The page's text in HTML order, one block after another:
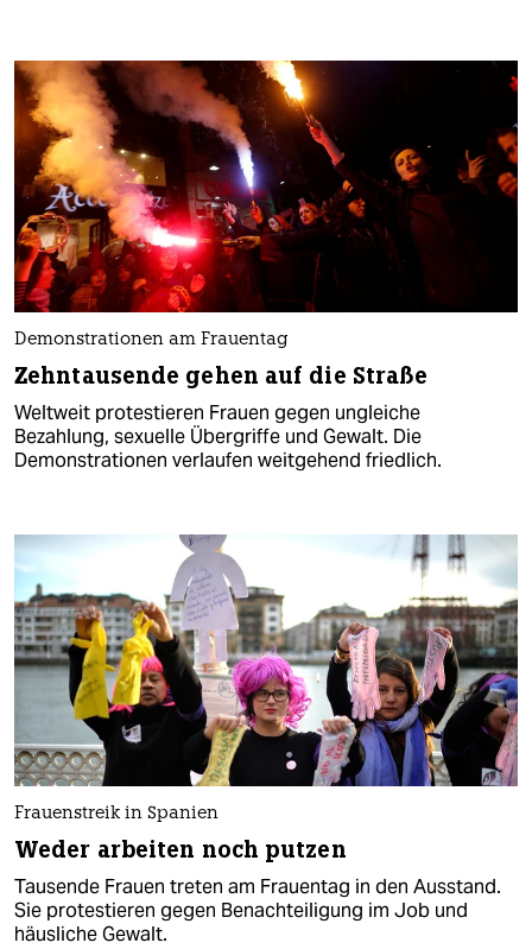
Demonstrationen am Frauentag
Zehntausende gehen auf die Straße
Weltweit protestieren Frauen gegen ungleiche
Bezahlung, sexuelle Übergriffe und Gewalt. Die
Demonstrationen verlaufen weitgehend friedlich.
Frauenstreik in Spanien
Weder arbeiten noch putzen
Tausende Frauen treten am Frauentag in den Ausstand.
Sie protestieren gegen Benachteiligung im Job und
häusliche Gewalt.